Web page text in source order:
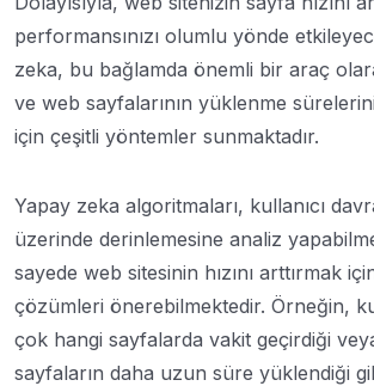
performansınızı olumlu yönde
zeka, bu bağlamda önemli bir araç
ve web sayfalarının yüklenme
için çeşitli yöntemler sunmaktadır.
Yapay zeka algoritmaları, kullanıcı
üzerinde derinlemesine analiz
sayede web sitesinin hızını arttırmak
çözümleri önerebilmektedir. Örneğin,
çok hangi sayfalarda vakit geçirdiği
sayfaların daha uzun süre yüklendiği